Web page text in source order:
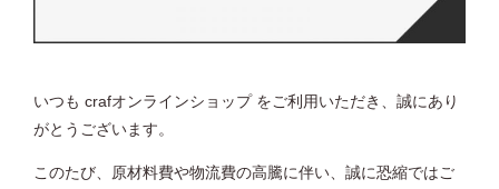
いつも crafオンラインショップ をご利用いただき、誠にあり
がとうございます。
このたび、原材料費や物流費の高騰に伴い、誠に恐縮ではご